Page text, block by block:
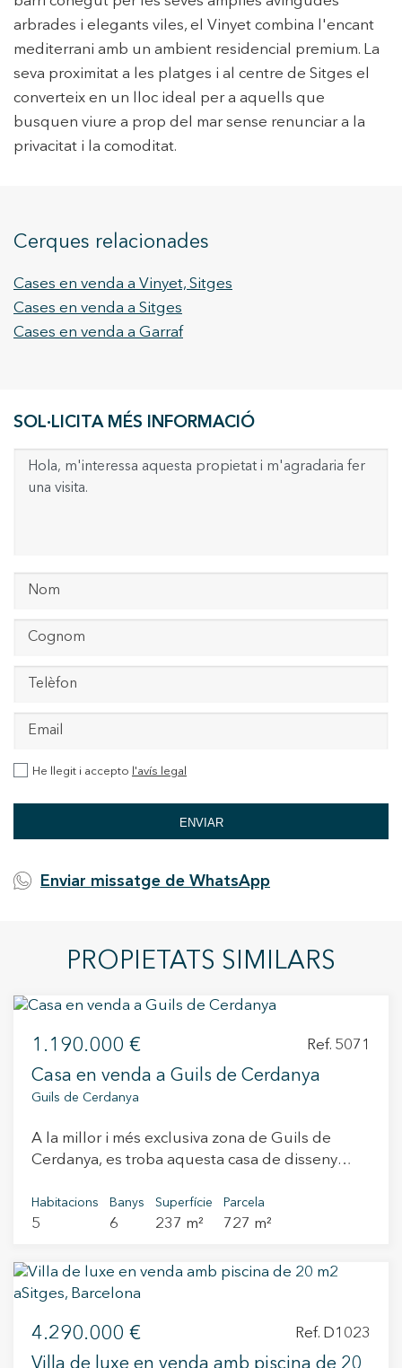
arbrades i elegants viles, el Vinyet combina l'encant
mediterrani amb un ambient residencial premium. La
seva proximitat a les platges i al centre de Sitges el
converteix en un lloc ideal per a aquells que
busquen viure a prop del mar sense renunciar a la
privacitat i la comoditat.
Cerques relacionades
Cases en venda a Vinyet, Sitges
Cases en venda a Sitges
Cases en venda a Garraf
SOL·LICITA MÉS INFORMACIÓ
He llegit i accepto l'avís legal
ENVIAR
Enviar missatge de WhatsApp
PROPIETATS SIMILARS
1.190.000 € Ref. 5071
Casa en venda a Guils de Cerdanya
Guils de Cerdanya
A la millor i més exclusiva zona de Guils de
Cerdanya, es troba aquesta casa de disseny
arquitecte barceloní. Aquesta línia de cases
unifamiliars es troba a la vora de la carretera cap
molt fàcil accés. A més del seu disseny exclusiu
aquesta casa disposa d´un ampli jardí orientat al
al Puigmal. Des de la seva concepció per
l'arquitecte Sunyer, la casa està pensada per
Habitacions
5
Banys
6
Superfície
237 m²
Parcela
727 m²
4.290.000 € Ref. D1023
Villa de luxe en venda amb piscina de 20